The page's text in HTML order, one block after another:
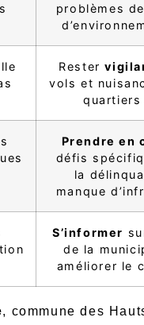
problèmes
Rester
vols et
quartiers
Prendre en
défis
la
manque
S’informer
de la
améliorer le
, commune des